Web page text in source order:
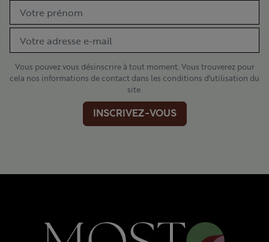
Vous pouvez vous désinscrire à tout moment. Vous trouverez pour
cela nos informations de contact dans les conditions d'utilisation du
site.
INSCRIVEZ-VOUS